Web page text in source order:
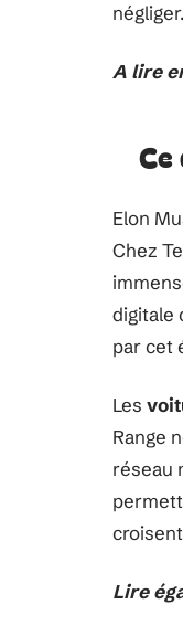
négliger.
A lire
Elon
Chez
digitale
par cet
Les
Range
réseau
Lire